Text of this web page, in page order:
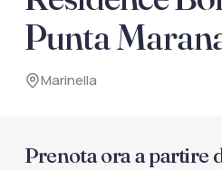
documenti di viaggio.
Accedi /
Punta
Marinella
Prenota ora a partire